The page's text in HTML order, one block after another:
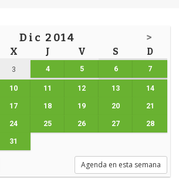
Dic 2014 >
X J V S D
3 4 5 6 7
10 11 12 13 14
17 18 19 20 21
24 25 26 27 28
31
Agenda en esta semana